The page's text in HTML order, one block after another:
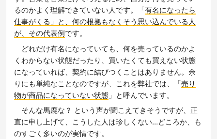
るのかよく理解できていない人です。「有名になったら
仕事がくる」と、何の根拠もなくそう思い込んでいる人
が、その代表例です。
どれだけ有名になっていても、何を売っているのかよ
くわからない状態だったり、買いたくても買えない状態
になっていれば、契約に結びつくことはありません。余
りにも単純なことなのですが、これを弊社では、「売り
物が商品になっていない状態 」と呼んでいます。
そんな馬鹿な？ という声が聞こえてきそうですが、正
直に申し上げて、こうした人は珍しくない…どころか、も
のすごく多いのが実情です。